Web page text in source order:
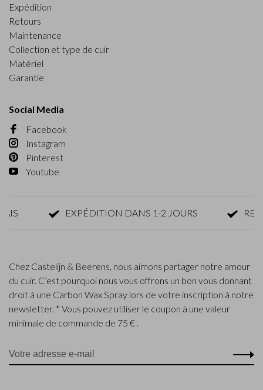
Expédition
Retours
Maintenance
Collection et type de cuir
Matériel
Garantie
Social Media
Facebook
Instagram
Pinterest
Youtube
EXPÉDITION DANS 1-2 JOURS
Chez Castelijn & Beerens, nous aimons partager notre amour
du cuir. C’est pourquoi nous vous offrons un bon vous donnant
droit à une Carbon Wax Spray lors de votre inscription à notre
newsletter. * Vous pouvez utiliser le coupon à une valeur
minimale de commande de 75 € .